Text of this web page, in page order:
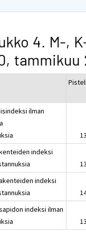
4. M-,
tammikuu
ilman
indeksi
indeksi
indeksi ilman